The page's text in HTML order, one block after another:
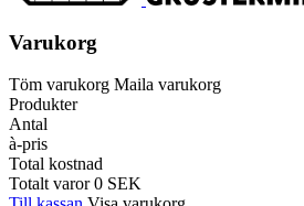
Varukorg
Töm varukorg Maila varukorg
Produkter
Antal
à-pris
Total kostnad
Totalt varor0 SEK